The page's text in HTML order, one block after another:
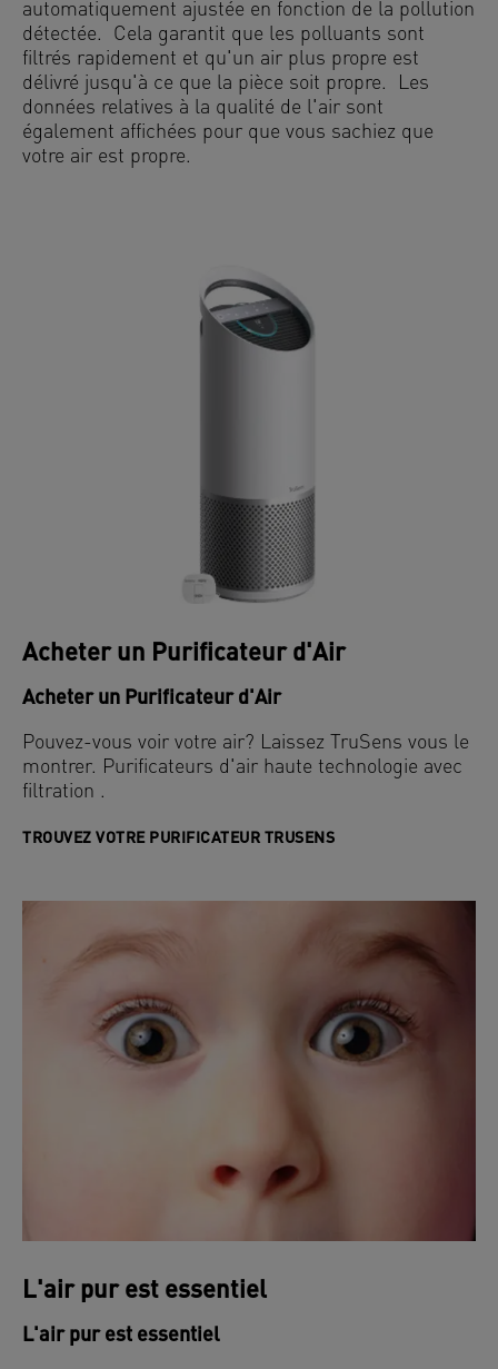
automatiquement ajustée en fonction de la pollution
détectée. Cela garantit que les polluants sont
filtrés rapidement et qu'un air plus propre est
délivré jusqu'à ce que la pièce soit propre. Les
données relatives à la qualité de l'air sont
également affichées pour que vous sachiez que
votre air est propre.
Acheter un Purificateur d'Air
Acheter un Purificateur d'Air
Pouvez-vous voir votre air? Laissez TruSens vous le
montrer. Purificateurs d'air haute technologie avec
filtration .
TROUVEZ VOTRE PURIFICATEUR TRUSENS
L'air pur est essentiel
L'air pur est essentiel